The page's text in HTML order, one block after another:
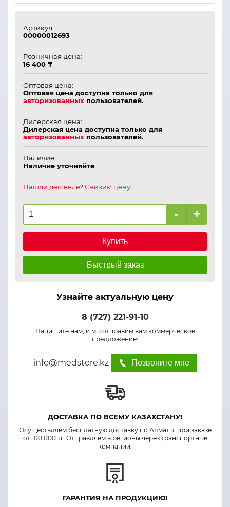
Артикул:
00000012693
Розничная цена:
16 400 ₸
Оптовая цена:
Оптовая цена доступна только для
авторизованных пользователей.
Дилерская цена:
Дилерская цена доступна только для
авторизованных пользователей.
Наличие:
Наличие уточняйте
Нашли дешевле? Снизим цену!
- +
Купить
Быстрый заказ
Узнайте актуальную цену
8 (727) 221-91-10
Напишите нам, и мы отправим вам коммерческое
предложение:
info@medstore.kz Позвоните мне
ДОСТАВКА ПО ВСЕМУ КАЗАХСТАНУ!
Осуществляем бесплатную доставку по Алматы, при заказе
от 100 000 тг. Отправляем в регионы через транспортные
компании.
ГАРАНТИЯ НА ПРОДУКЦИЮ!